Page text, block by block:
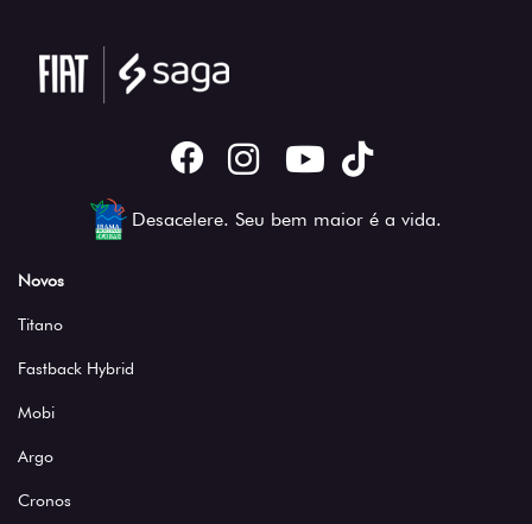
Desacelere. Seu bem maior é a vida.
Novos
Titano
Fastback Hybrid
Mobi
Argo
Cronos